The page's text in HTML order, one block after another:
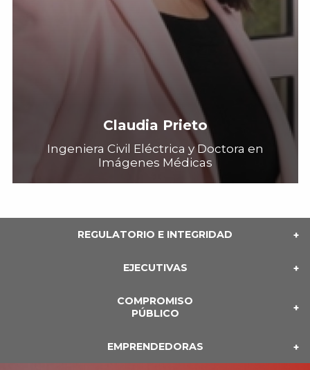
Claudia Prieto
Ingeniera Civil Eléctrica y Doctora en
Imágenes Médicas
REGULATORIO E INTEGRIDAD
EJECUTIVAS
COMPROMISO
PÚBLICO
EMPRENDEDORAS